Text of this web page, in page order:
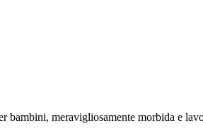
bambini, meravigliosamente morbida e